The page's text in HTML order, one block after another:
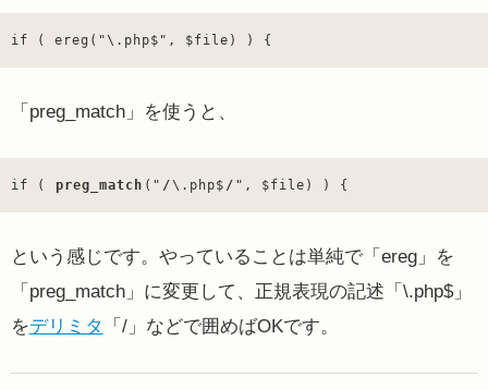
if ( ereg("\.php$", $file) ) {
「preg_match」を使うと、
if ( preg_match (" /\.php$ / ", $file) ) {
という感じです。やっていることは単純で「ereg」を
「preg_match」に変更して、正規表現の記述「\.php$」
をデリミタ 「/」などで囲めばOKです。